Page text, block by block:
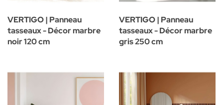
VERTIGO | Panneau
tasseaux - Décor marbre
noir 120 cm
VERTIGO | Panneau
tasseaux - Décor marbre
gris 250 cm